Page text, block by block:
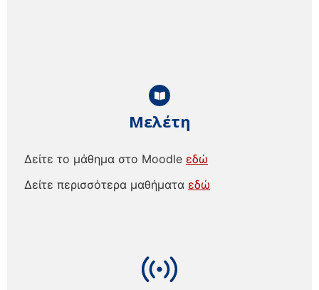
Μελέτη
Δείτε το μάθημα στο Moodle εδώ
Δείτε περισσότερα μαθήματα εδώ